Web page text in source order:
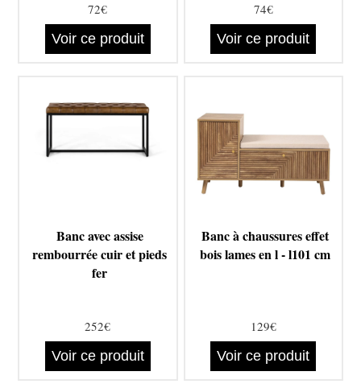
72€
Voir ce produit
74€
Voir ce produit
Banc avec assise
rembourrée cuir et pieds
fer
252€
Voir ce produit
Banc à chaussures effet
bois lames en l - l101 cm
129€
Voir ce produit